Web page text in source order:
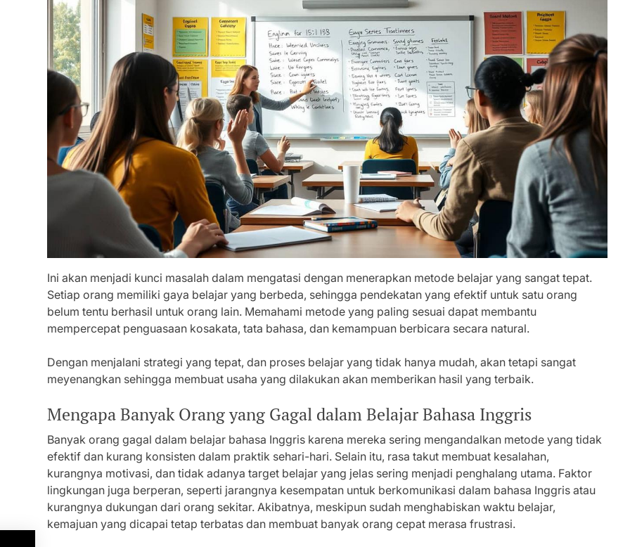
Ini akan menjadi kunci masalah dalam mengatasi dengan menerapkan metode belajar yang sangat tepat.
Setiap orang memiliki gaya belajar yang berbeda, sehingga pendekatan yang efektif untuk satu orang
belum tentu berhasil untuk orang lain. Memahami metode yang paling sesuai dapat membantu
mempercepat penguasaan kosakata, tata bahasa, dan kemampuan berbicara secara natural.
Dengan menjalani strategi yang tepat, dan proses belajar yang tidak hanya mudah, akan tetapi sangat
meyenangkan sehingga membuat usaha yang dilakukan akan memberikan hasil yang terbaik.
Mengapa Banyak Orang yang Gagal dalam Belajar Bahasa Inggris
Banyak orang gagal dalam belajar bahasa Inggris karena mereka sering mengandalkan metode yang tidak
efektif dan kurang konsisten dalam praktik sehari-hari. Selain itu, rasa takut membuat kesalahan,
kurangnya motivasi, dan tidak adanya target belajar yang jelas sering menjadi penghalang utama. Faktor
lingkungan juga berperan, seperti jarangnya kesempatan untuk berkomunikasi dalam bahasa Inggris atau
kurangnya dukungan dari orang sekitar. Akibatnya, meskipun sudah menghabiskan waktu belajar,
kemajuan yang dicapai tetap terbatas dan membuat banyak orang cepat merasa frustrasi.